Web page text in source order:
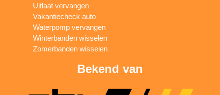
Uitlaat vervangen
Vakantiecheck auto
Waterpomp vervangen
Winterbanden wisselen
Zomerbanden wisselen
Bekend van